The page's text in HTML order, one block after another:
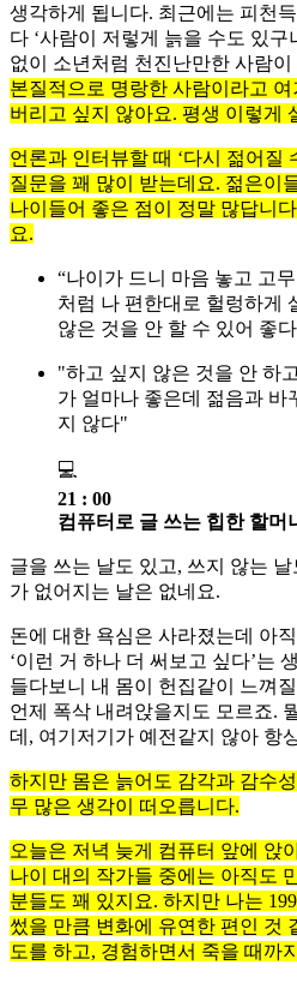
생각하게 됩니다. 최근에는 피천
다 ‘사람이 저렇게 늙을 수도 있구
없이 소년처럼 천진난만한 사람이
본질적으로 명랑한 사람이라고
버리고 싶지 않아요. 평생 이렇게
언론과 인터뷰할 때 ‘다시 젊어질
질문을 꽤 많이 받는데요. 젊은이
나이들어 좋은 점이 정말 많답니
요.
“나이가 드니 마음 놓고 고
처럼 나 편한대로 헐렁하게
않은 것을 안 할 수 있어 좋
"하고 싶지 않은 것을 안 하
가 얼마나 좋은데 젊음과 바
지 않다"
💻
21 : 00
컴퓨터로 글 쓰는 힙한 할머
글을 쓰는 날도 있고, 쓰지 않는
가 없어지는 날은 없네요.
돈에 대한 욕심은 사라졌는데 아
‘이런 거 하나 더 써보고 싶다’는
들다보니 내 몸이 헌집같이 느껴
언제 폭삭 내려앉을지도 모르죠.
데, 여기저기가 예전같지 않아 항
하지만 몸은 늙어도 감각과 감수
무 많은 생각이 떠오릅니다.
오늘은 저녁 늦게 컴퓨터 앞에 앉
나이 대의 작가들 중에는 아직도
분들도 꽤 있지요. 하지만 나는
썼을 만큼 변화에 유연한 편인 것
도를 하고, 경험하면서 죽을 때까